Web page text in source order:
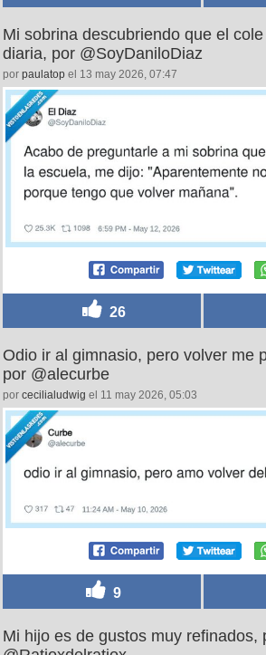
Mi sobrina descubriendo que el
diaria, por @SoyDaniloDiaz
por paulatop el 13 may 2026, 07:47
26
Odio ir al gimnasio, pero volver me
por @alecurbe
por cecilialudwig el 11 may 2026, 05:03
9
Mi hijo es de gustos muy refinados,